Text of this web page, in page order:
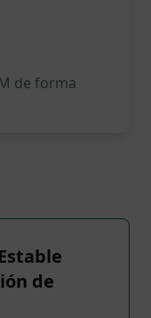
de forma
de